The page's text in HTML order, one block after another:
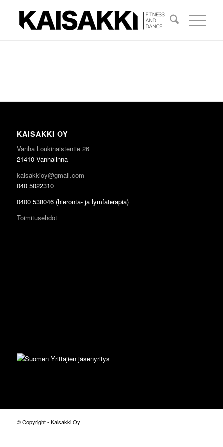
KAISAKKI OY
Vanha Loukinaistentie 26
21410 Vanhalinna
kaisakkioy@gmail.com
040 5022310
0400 538046 (hieronta- ja lymfaterapia)
Toimitusehdot
© Copyright - Kaisakki Oy